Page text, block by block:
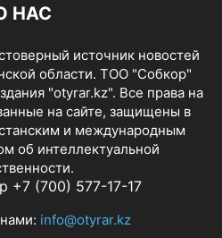
НАС
источник новостей
области. ТОО "Собкор"
"otyrar.kz". Все права на
на сайте, защищены в
и международным
об интеллектуальной
+7 (700) 577-17-17
info@otyrar.kz